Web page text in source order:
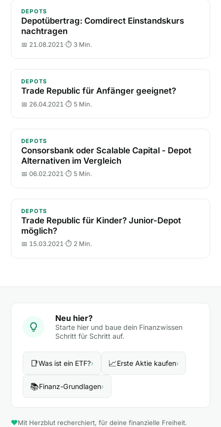
Depotübertrag: Comdirect Einstandskurs nachtragen
DEPOTS
Depotübertrag: Comdirect Einstandskurs
nachtragen
📅 21.08.2021 ·⏱ 3 Min.
Trade Republic für Anfänger geeignet?
DEPOTS
Trade Republic für Anfänger geeignet?
📅 26.04.2021 ·⏱ 5 Min.
Consorsbank oder Scalable Capital - Depot
DEPOTS
Consorsbank oder Scalable Capital - Depot
Alternativen im Vergleich
📅 06.02.2021·⏱ 5 Min.
Trade Republic für Kinder? Junior-Depot möglich?
DEPOTS
Trade Republic für Kinder? Junior-Depot
möglich?
📅 15.03.2021·⏱ 2 Min.
Neu hier?
Starte hier und baue dein Finanzwissen
Schritt für Schritt auf.
📑Was ist ein ETF?› 📈Erste Aktie kaufen›
📚Finanz-Grundlagen›
Mit Herzblut recherchiert, für deine finanzielle Freiheit.